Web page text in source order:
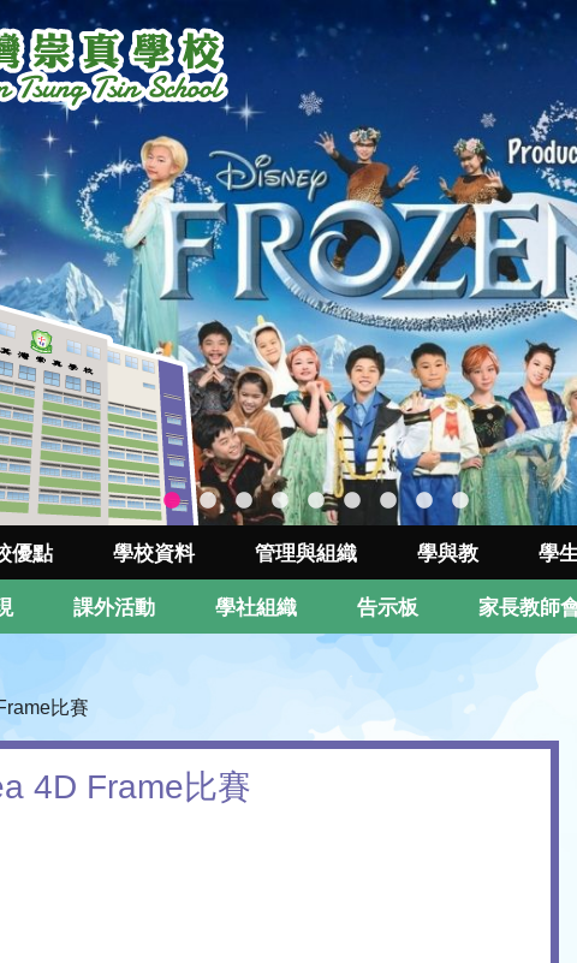
優點 學校資料 管理與組織 學與教 學
課外活動 學社組織 告示板 家長教師
比賽
4D Frame比賽